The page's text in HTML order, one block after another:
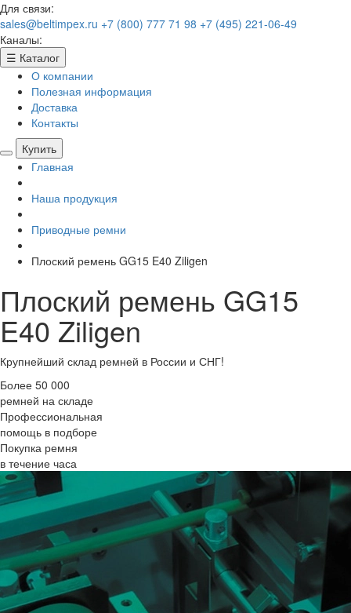
Для связи:
sales@beltimpex.ru +7 (800) 777 71 98 +7 (495) 221-06-49
Каналы:
☰ Каталог
О компании
Полезная информация
Доставка
Контакты
Купить
Главная
Наша продукция
Приводные ремни
Плоский ремень GG15 E40 Ziligen
Плоский ремень GG15
E40 Ziligen
Крупнейший склад ремней в России и СНГ!
Более 50 000
ремней на складе
Профессиональная
помощь в подборе
Покупка ремня
в течение часа